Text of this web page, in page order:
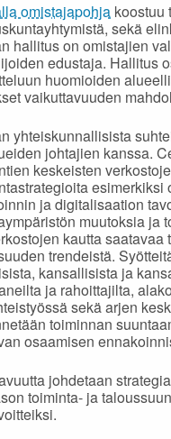
omistajapohja koostuu
sekä
hallitus on omistajien
edustaja. Hallitus
huomioiden
vaikuttavuuden
yhteiskunnallisista
johtajien kanssa.
keskeisten
ja digitalisaation
muutoksia ja
kautta
trendeistä.
kansallisista ja
ja rahoittajilta,
sekä arjen
toiminnan
osaamisen
johdetaan
toiminta- ja